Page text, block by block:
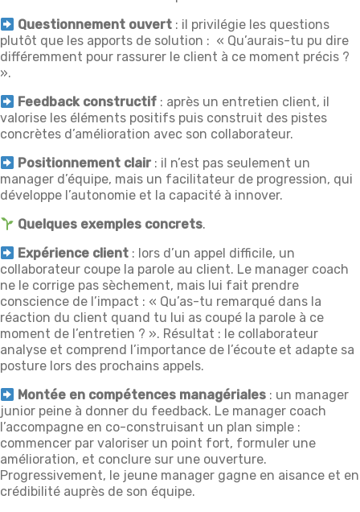
Questionnement ouvert : il privilégie les questions
plutôt que les apports de solution : « Qu’aurais-tu pu dire
différemment pour rassurer le client à ce moment précis ?
».
Feedback constructif : après un entretien client, il
valorise les éléments positifs puis construit des pistes
concrètes d’amélioration avec son collaborateur.
Positionnement clair : il n’est pas seulement un
manager d’équipe, mais un facilitateur de progression, qui
développe l’autonomie et la capacité à innover.
Quelques exemples concrets.
Expérience client : lors d’un appel difficile, un
collaborateur coupe la parole au client. Le manager coach
ne le corrige pas sèchement, mais lui fait prendre
conscience de l’impact : « Qu’as-tu remarqué dans la
réaction du client quand tu lui as coupé la parole à ce
moment de l’entretien ? ». Résultat : le collaborateur
analyse et comprend l’importance de l’écoute et adapte sa
posture lors des prochains appels.
Montée en compétences managériales : un manager
junior peine à donner du feedback. Le manager coach
l’accompagne en co-construisant un plan simple :
commencer par valoriser un point fort, formuler une
amélioration, et conclure sur une ouverture.
Progressivement, le jeune manager gagne en aisance et en
crédibilité auprès de son équipe.